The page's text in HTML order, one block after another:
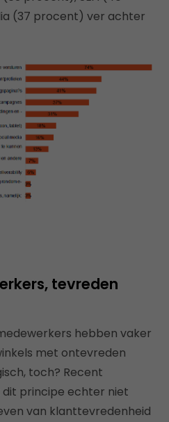
(37 procent) ver achter
tevreden
hebben vaker
met ontevreden
toch? Recent
principe echter niet
van klanttevredenheid